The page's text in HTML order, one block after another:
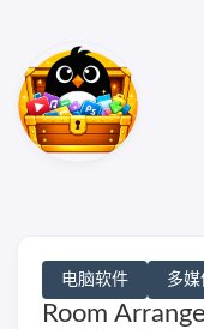
电脑软件 多媒
Room